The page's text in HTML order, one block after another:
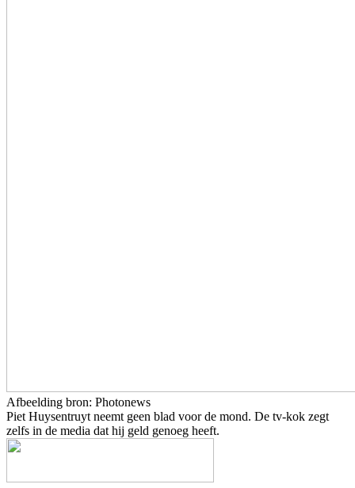
Afbeelding bron: Photonews
Piet Huysentruyt neemt geen blad voor de mond. De tv-kok zegt
zelfs in de media dat hij geld genoeg heeft.